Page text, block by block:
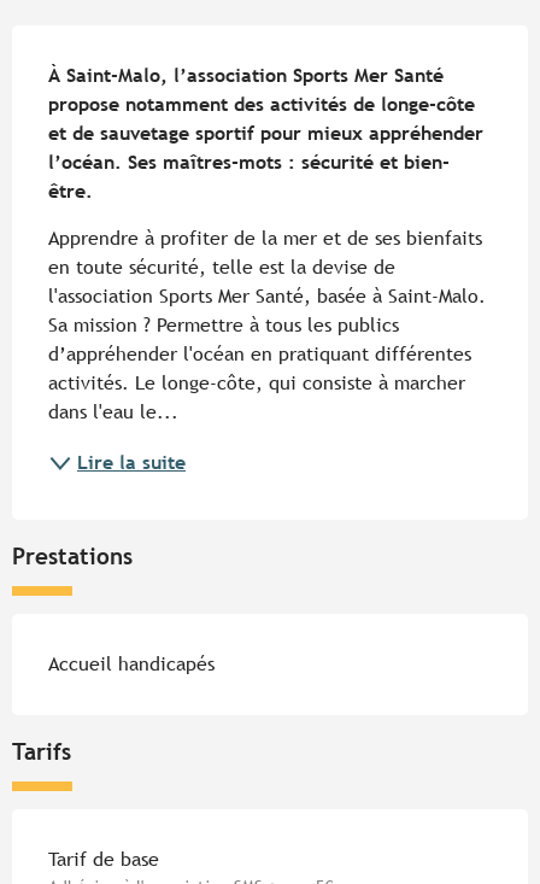
À Saint-Malo, l’association Sports Mer Santé
propose notamment des activités de longe-côte
et de sauvetage sportif pour mieux appréhender
l’océan. Ses maîtres-mots : sécurité et bien-
être.
Apprendre à profiter de la mer et de ses bienfaits
en toute sécurité, telle est la devise de
l'association Sports Mer Santé, basée à Saint-Malo.
Sa mission ? Permettre à tous les publics
d’appréhender l'océan en pratiquant différentes
activités. Le longe-côte, qui consiste à marcher
dans l'eau le...
Lire la suite
Prestations
Accueil handicapés
Tarifs
Tarifs 2026
Tarif de base